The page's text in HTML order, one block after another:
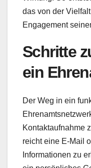
das von der
Engagement
Schritte
ein
Der Weg in ein
Kontaktaufnahme
reicht eine E-Mail
Informationen zu